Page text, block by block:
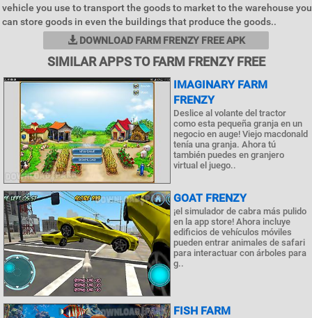
vehicle you use to transport the goods to market to the warehouse you
can store goods in even the buildings that produce the goods..
DOWNLOAD FARM FRENZY FREE APK
SIMILAR APPS TO FARM FRENZY FREE
IMAGINARY FARM
FRENZY
Deslice al volante del tractor
como esta pequeña granja en un
negocio en auge! Viejo macdonald
tenía una granja. Ahora tú
también puedes en granjero
virtual el juego..
GOAT FRENZY
¡el simulador de cabra más pulido
en la app store! Ahora incluye
edificios de vehículos móviles
pueden entrar animales de safari
para interactuar con árboles para
g..
FISH FARM